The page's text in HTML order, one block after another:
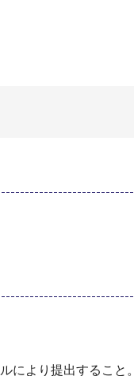
により提出すること。